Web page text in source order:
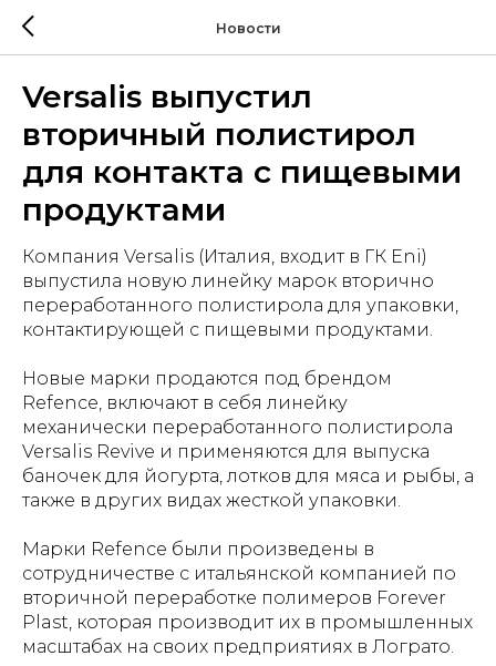
Новости
Versalis выпустил
вторичный полистирол
для контакта с пищевыми
продуктами
Компания Versalis (Италия, входит в ГК Eni)
выпустила новую линейку марок вторично
переработанного полистирола для упаковки,
контактирующей с пищевыми продуктами.
Новые марки продаются под брендом
Refence, включают в себя линейку
механически переработанного полистирола
Versalis Revive и применяются для выпуска
баночек для йогурта, лотков для мяса и рыбы, а
также в других видах жесткой упаковки.
Марки Refence были произведены в
сотрудничестве с итальянской компанией по
вторичной переработке полимеров Forever
Plast, которая производит их в промышленных
масштабах на своих предприятиях в Лограто.